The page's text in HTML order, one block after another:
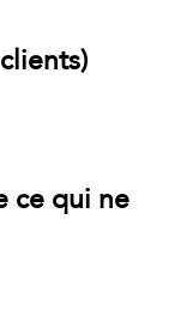
ce qui ne